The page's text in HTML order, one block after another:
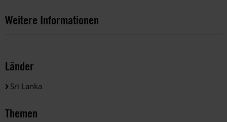
Weitere Informationen
Länder
Sri Lanka
Themen